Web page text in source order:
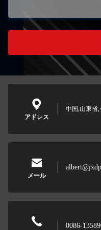
アドレス
中国,山東省
メール
0086-